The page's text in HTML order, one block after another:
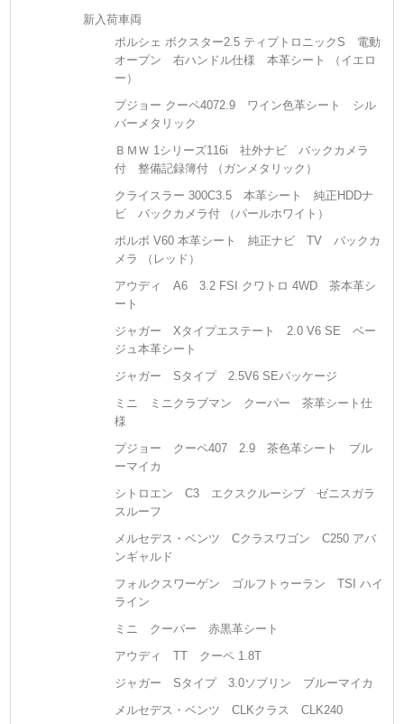
新入荷車両
ポルシェ ボクスター2.5 ティプトロニックS 電動
オープン 右ハンドル仕様 本革シート （イエロ
ー）
プジョー クーペ4072.9 ワイン色革シート シル
バーメタリック
ＢＭＷ 1シリーズ116i 社外ナビ バックカメラ
付 整備記録簿付 （ガンメタリック）
クライスラー 300C3.5 本革シート 純正HDDナ
ビ バックカメラ付 （パールホワイト）
ボルボ V60 本革シート 純正ナビ TV バックカ
メラ （レッド）
アウディ A6 3.2 FSI クワトロ 4WD 茶本革シ
ート
ジャガー Xタイプエステート 2.0 V6 SE ベー
ジュ本革シート
ジャガー Sタイプ 2.5V6 SEパッケージ
ミニ ミニクラブマン クーパー 茶革シート仕
様
プジョー クーペ407 2.9 茶色革シート ブル
ーマイカ
シトロエン C3 エクスクルーシブ ゼニスガラ
スルーフ
メルセデス・ベンツ Cクラスワゴン C250 アバ
ンギャルド
フォルクスワーゲン ゴルフトゥーラン TSI ハイ
ライン
ミニ クーパー 赤黒革シート
アウディ TT クーペ 1.8T
ジャガー Sタイプ 3.0ソブリン ブルーマイカ
メルセデス・ベンツ CLKクラス CLK240